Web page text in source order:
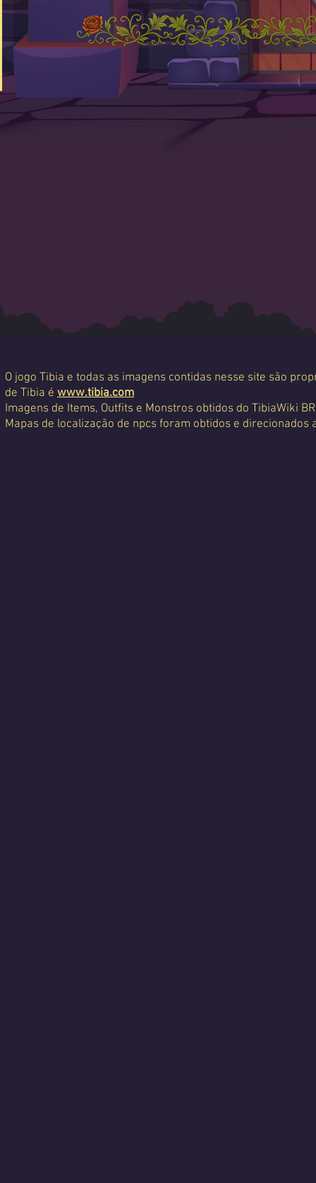
O jogo Tibia e todas as imagens contidas nesse site são
de Tibia é www.tibia.com
Imagens de Items, Outfits e Monstros obtidos do TibiaWiki
Mapas de localização de npcs foram obtidos e direcionados